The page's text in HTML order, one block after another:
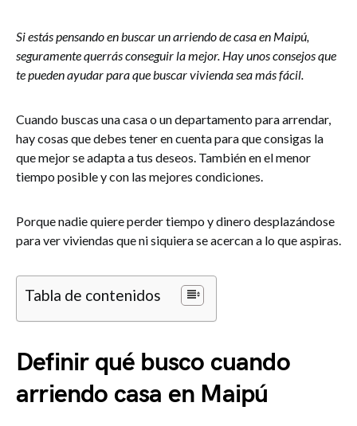
Si estás pensando en buscar un arriendo de casa en Maipú,
seguramente querrás conseguir la mejor. Hay unos consejos que
te pueden ayudar para que buscar vivienda sea más fácil.
Cuando buscas una casa o un departamento para arrendar,
hay cosas que debes tener en cuenta para que consigas la
que mejor se adapta a tus deseos. También en el menor
tiempo posible y con las mejores condiciones.
Porque nadie quiere perder tiempo y dinero desplazándose
para ver viviendas que ni siquiera se acercan a lo que aspiras.
Tabla de contenidos
Definir qué busco cuando
arriendo casa en Maipú